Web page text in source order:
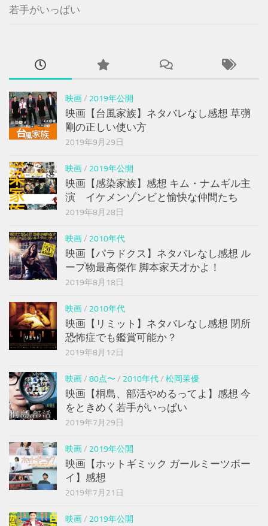
若手がいっぱい
映画/ 2019年公開
映画【台風家族】ネタバレなし感想 草彅
剛の正しい使い方
2019年9月29日
映画/ 2019年公開
映画【感染家族】感想 キム・ナムギル主
演 イケメンゾンビと愉快な仲間たち
2019年8月28日
映画/ 2010年代
映画【パラドクス】ネタバレなし感想 ル
ープ物最高傑作 脚本家天才かよ！
2019年8月18日
映画/ 2010年代
映画【リミット】ネタバレなし感想 閉所
恐怖症でも鑑賞可能か？
2019年8月12日
映画/ 80点〜 / 2010年代/ 松岡茉優
映画【桐島、部活やめるってよ】感想 今
をときめく若手がいっぱい
2019年7月29日
映画/ 2019年公開
映画【ホットギミック ガールミーツボー
イ】感想
2019年7月21日
映画/ 2019年公開